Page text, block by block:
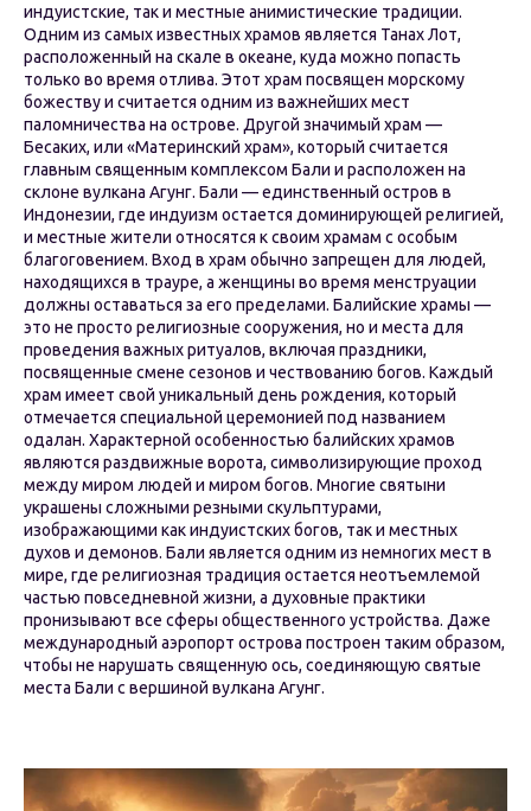
индуистские, так и местные анимистические традиции.
Одним из самых известных храмов является Танах Лот,
расположенный на скале в океане, куда можно попасть
только во время отлива. Этот храм посвящен морскому
божеству и считается одним из важнейших мест
паломничества на острове. Другой значимый храм —
Бесаких, или «Материнский храм», который считается
главным священным комплексом Бали и расположен на
склоне вулкана Агунг. Бали — единственный остров в
Индонезии, где индуизм остается доминирующей религией,
и местные жители относятся к своим храмам с особым
благоговением. Вход в храм обычно запрещен для людей,
находящихся в трауре, а женщины во время менструации
должны оставаться за его пределами. Балийские храмы —
это не просто религиозные сооружения, но и места для
проведения важных ритуалов, включая праздники,
посвященные смене сезонов и чествованию богов. Каждый
храм имеет свой уникальный день рождения, который
отмечается специальной церемонией под названием
одалан. Характерной особенностью балийских храмов
являются раздвижные ворота, символизирующие проход
между миром людей и миром богов. Многие святыни
украшены сложными резными скульптурами,
изображающими как индуистских богов, так и местных
духов и демонов. Бали является одним из немногих мест в
мире, где религиозная традиция остается неотъемлемой
частью повседневной жизни, а духовные практики
пронизывают все сферы общественного устройства. Даже
международный аэропорт острова построен таким образом,
чтобы не нарушать священную ось, соединяющую святые
места Бали с вершиной вулкана Агунг.